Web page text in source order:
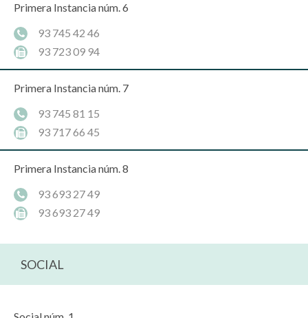
Primera Instancia núm. 6
93 745 42 46
93 723 09 94
Primera Instancia núm. 7
93 745 81 15
93 717 66 45
Primera Instancia núm. 8
93 693 27 49
93 693 27 49
SOCIAL